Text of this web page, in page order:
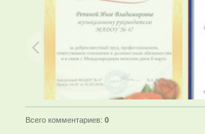
Всего комментариев:0